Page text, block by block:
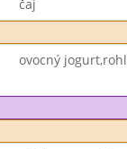
čaj
ovocný